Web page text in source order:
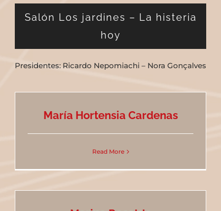
Salón Los jardines – La histeria
hoy
Presidentes: Ricardo Nepomiachi – Nora Gonçalves
María Hortensia Cardenas
Read More